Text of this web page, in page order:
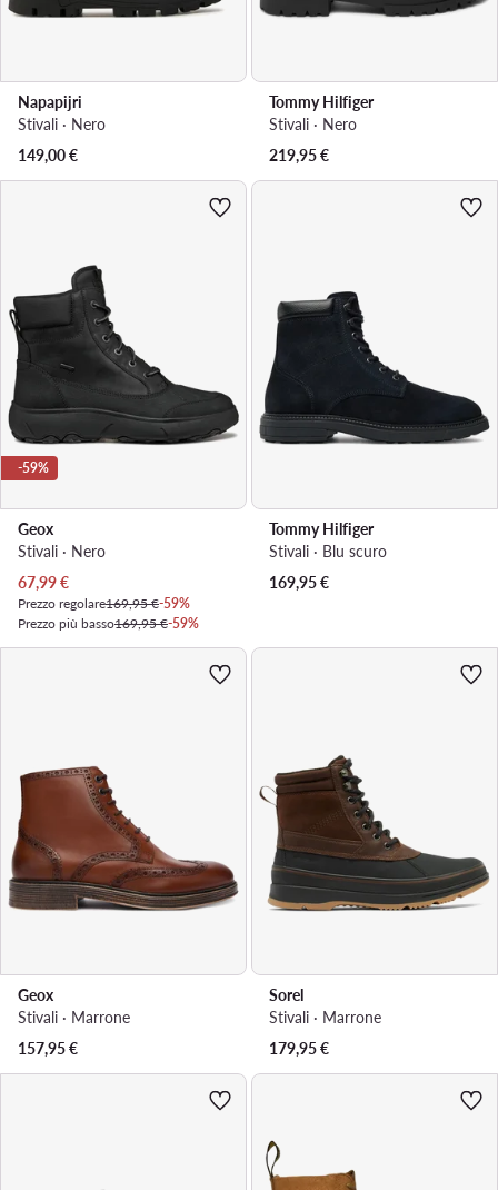
Napapijri
Stivali · Nero
149,00€
Tommy Hilfiger
Stivali · Nero
219,95€
-59%
Geox
Stivali · Nero
Prezzo attuale
67,99€
Prezzo regolare169,95 €-59%
Prezzo più basso169,95 €-59%
Tommy Hilfiger
Stivali · Blu scuro
169,95€
Geox
Stivali · Marrone
157,95€
Sorel
Stivali · Marrone
179,95€